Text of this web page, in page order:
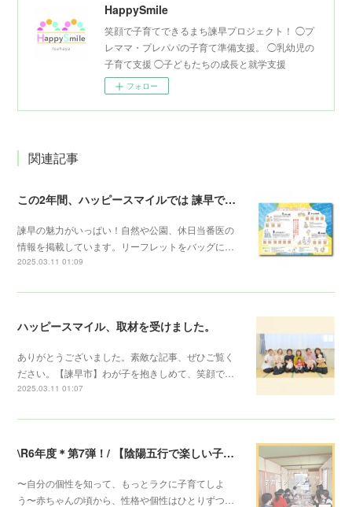
HappySmile
笑顔で子育てできるまち諫早プロジェクト！ ◯プ
レママ・プレパパの子育て準備支援。 ◯乳幼児の
子育て支援 ◯子どもたちの成長と就学支援
フォロー
関連記事
この2年間、ハッピースマイルでは 諫早での子育てに役立つリーフレットを配布しています。
諫早の魅力がいっぱい！自然や公園、休日当番医の
情報を掲載しています。リーフレットをバッグに…
2025.03.11 01:09
ハッピースマイル、取材を受けました。
ありがとうございました。素敵な記事、ぜひご覧く
ださい。【諫早市】わが子を抱きしめて、笑顔で…
2025.03.11 01:07
\R6年度＊第7弾！/ 【陰陽五行で楽しい子育てワークショップ】
〜自分の個性を知って、もっとラクに子育てしよ
う〜赤ちゃんの頃から、性格や個性はひとりずつ…